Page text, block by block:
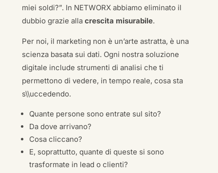
miei soldi?”. In NETWORX abbiamo eliminato il
dubbio grazie alla crescita misurabile.
Per noi, il marketing non è un’arte astratta, è una
scienza basata sui dati. Ogni nostra soluzione
digitale include strumenti di analisi che ti
permettono di vedere, in tempo reale, cosa sta
s\\uccedendo.
Quante persone sono entrate sul sito?
Da dove arrivano?
Cosa cliccano?
E, soprattutto, quante di queste si sono
trasformate in lead o clienti?